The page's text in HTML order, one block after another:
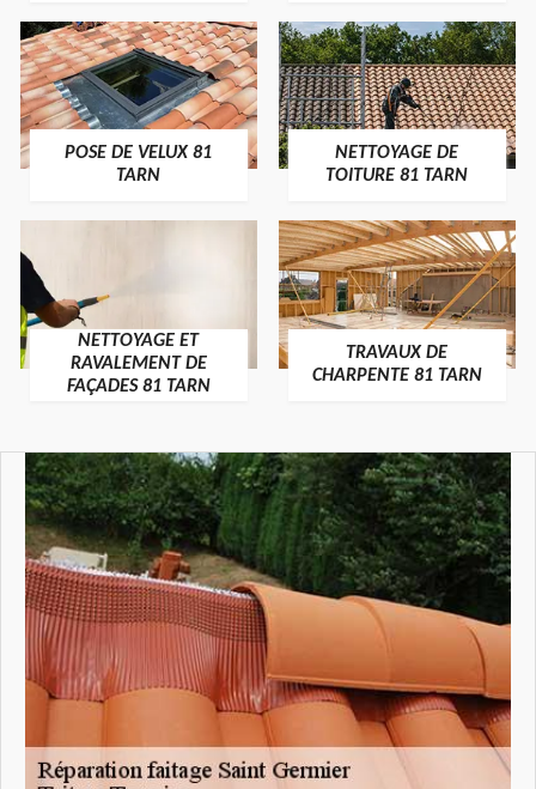
POSE DE VELUX 81
TARN
NETTOYAGE DE
TOITURE 81 TARN
NETTOYAGE ET
RAVALEMENT DE
FAÇADES 81 TARN
TRAVAUX DE
CHARPENTE 81 TARN